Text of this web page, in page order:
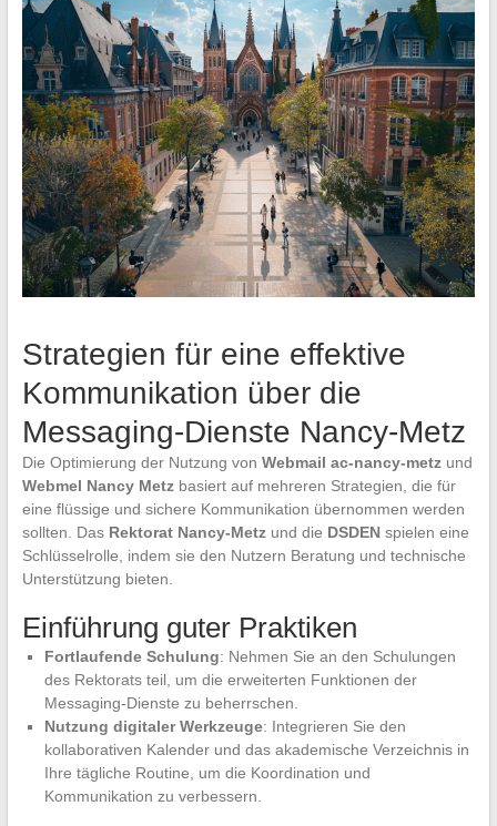
Strategien für eine effektive
Kommunikation über die
Messaging-Dienste Nancy-Metz
Die Optimierung der Nutzung von Webmail ac-nancy-metzund
Webmel Nancy Metzbasiert auf mehreren Strategien, die für
eine flüssige und sichere Kommunikation übernommen werden
sollten. Das Rektorat Nancy-Metzund die DSDENspielen eine
Schlüsselrolle, indem sie den Nutzern Beratung und technische
Unterstützung bieten.
Einführung guter Praktiken
Fortlaufende Schulung: Nehmen Sie an den Schulungen
des Rektorats teil, um die erweiterten Funktionen der
Messaging-Dienste zu beherrschen.
Nutzung digitaler Werkzeuge: Integrieren Sie den
kollaborativen Kalender und das akademische Verzeichnis in
Ihre tägliche Routine, um die Koordination und
Kommunikation zu verbessern.